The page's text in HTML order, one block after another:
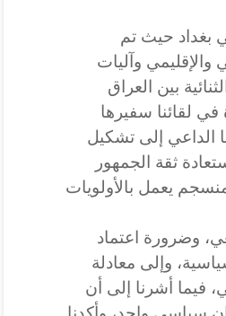
بغداد حيث تم
وآليات
بين العراق
في لقائنا سفيرها
الداعي إلى تشكيل
ثقة الجمهور
يعمل بالأولويات
وضرورة اعتماد
وإلى معادلة
فيما أشرنا إلى أن